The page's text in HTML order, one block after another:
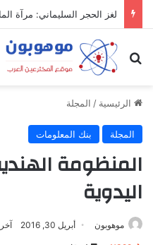
لغز الحجر السليماني: مرآة
بحث عن
الرئيسية / المجلة
المجلة بنك المعلومات
المنظومة
اليدوية
موهوبون أبريل 30, 2016 آخر